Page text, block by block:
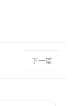
下一篇